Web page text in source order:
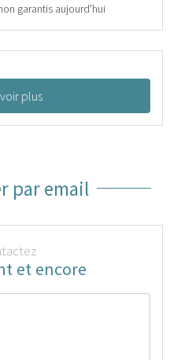
garantis aujourd'hui
plus
par email
et encore